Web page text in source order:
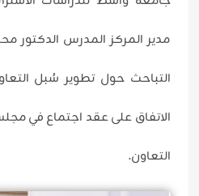
مدير المركز المدرس الدكتور
التباحث حول تطوير سُبل
الاتفاق على عقد اجتماع في
التعاون.